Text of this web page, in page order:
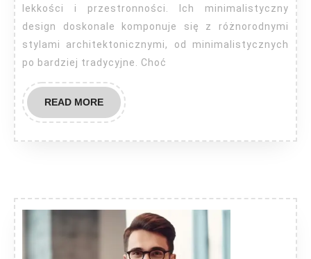
lekkości i przestronności. Ich minimalistyczny
design doskonale komponuje się z różnorodnymi
stylami architektonicznymi, od minimalistycznych
po bardziej tradycyjne. Choć
READ MOREREAD
MORE